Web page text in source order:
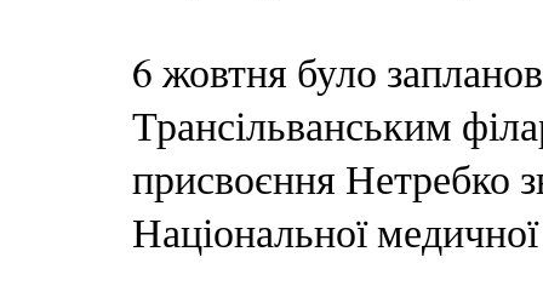
6 жовтня було
Трансільванським
присвоєння Нетребко
Національної